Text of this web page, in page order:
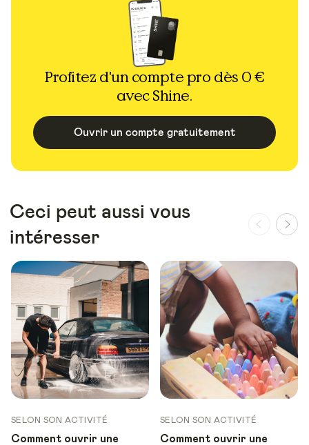
Profitez d'un compte pro dès 0 €
avec Shine.
Ouvrir un compte gratuitement
Ceci peut aussi vous
intéresser
SELON SON ACTIVITÉ
Comment ouvrir une
SELON SON ACTIVITÉ
Comment ouvrir une